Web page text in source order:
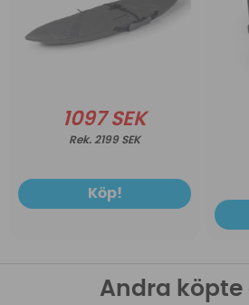
1097 SEK
2199 SEK
Köp!
Andra köpte